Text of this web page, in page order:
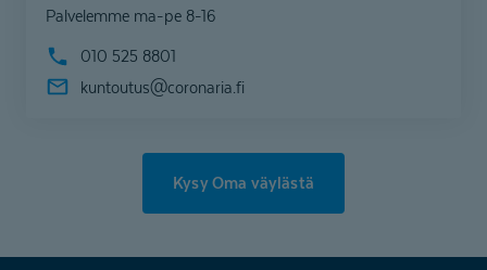
Palvelemme ma-pe 8-16
010 525 8801
kuntoutus@coronaria.fi
Kysy Oma väylästä